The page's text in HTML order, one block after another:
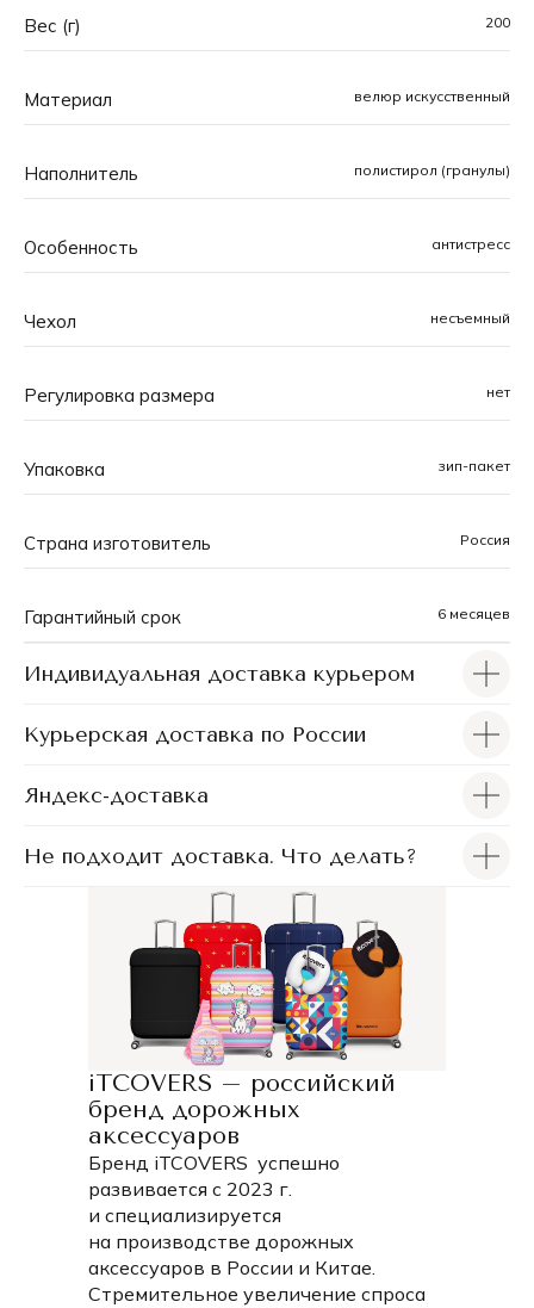
Вес (г) 200
Материал велюр искусственный
Наполнитель полистирол (гранулы)
Особенность антистресс
Чехол несъемный
Регулировка размера нет
Упаковка зип-пакет
Страна изготовитель Россия
Гарантийный срок 6 месяцев
Индивидуальная доставка курьером
Курьерская доставка по России
Яндекс-доставка
Не подходит доставка. Что делать?
iTCOVERS – российский
бренд дорожных
аксессуаров
Бренд iTCOVERS успешно
развивается с 2023 г.
и специализируется
на производстве дорожных
аксессуаров в России и Китае.
Стремительное увеличение спроса